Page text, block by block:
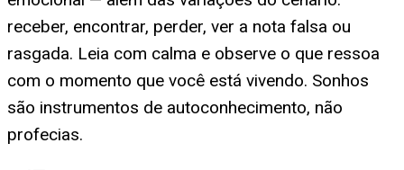
receber, encontrar, perder, ver a nota falsa ou
rasgada. Leia com calma e observe o que ressoa
com o momento que você está vivendo. Sonhos
são instrumentos de autoconhecimento, não
profecias.